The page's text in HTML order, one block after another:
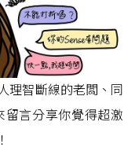
理智斷線的老闆、同
留言分享你覺得超激